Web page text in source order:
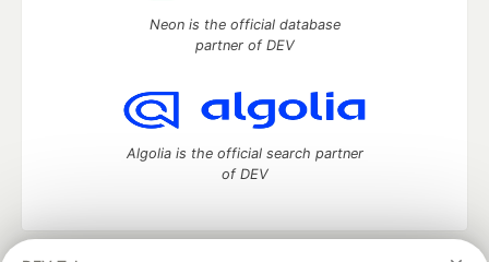
Neon is the official database
partner of DEV
Algolia is the official search partner
of DEV